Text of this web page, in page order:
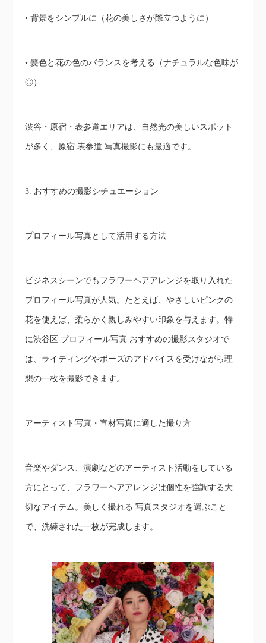
• 背景をシンプルに（花の美しさが際立つように）
• 髪色と花の色のバランスを考える（ナチュラルな色味が
◎）
渋谷・原宿・表参道エリアは、自然光の美しいスポット
が多く、原宿 表参道 写真撮影にも最適です。
3. おすすめの撮影シチュエーション
プロフィール写真として活用する方法
ビジネスシーンでもフラワーヘアアレンジを取り入れた
プロフィール写真が人気。たとえば、やさしいピンクの
花を使えば、柔らかく親しみやすい印象を与えます。特
に渋谷区 プロフィール写真 おすすめの撮影スタジオで
は、ライティングやポーズのアドバイスを受けながら理
想の一枚を撮影できます。
アーティスト写真・宣材写真に適した撮り方
音楽やダンス、演劇などのアーティスト活動をしている
方にとって、フラワーヘアアレンジは個性を強調する大
切なアイテム。美しく撮れる 写真スタジオを選ぶこと
で、洗練された一枚が完成します。